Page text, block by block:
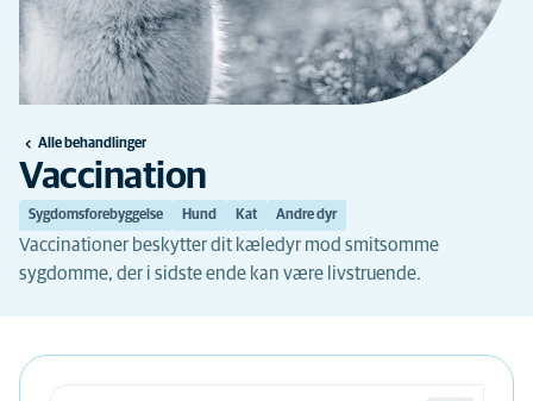
Alle behandlinger
Vaccination
Sygdomsforebyggelse Hund Kat Andre dyr
Vaccinationer beskytter dit kæledyr mod smitsomme
sygdomme, der i sidste ende kan være livstruende.